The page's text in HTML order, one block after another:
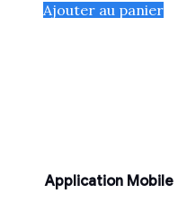
Ajouter au panier
Application Mobile